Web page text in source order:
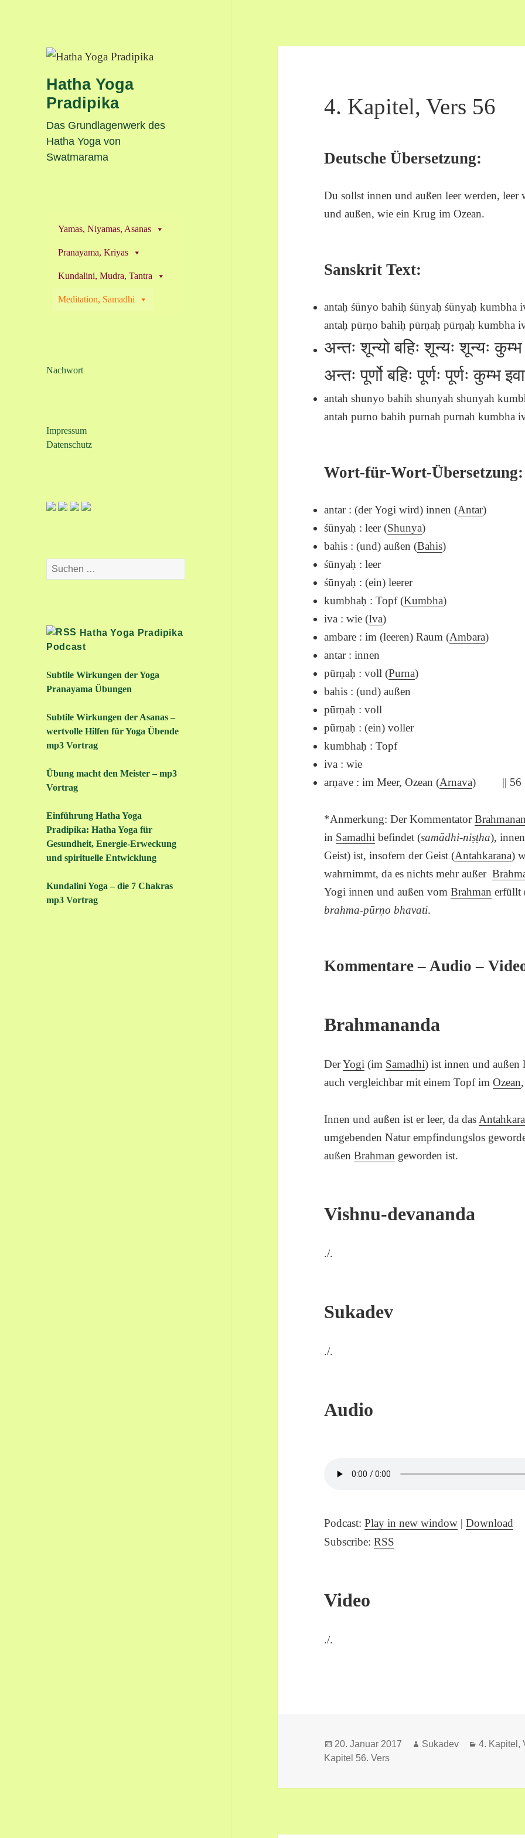
Hatha Yoga
Pradipika
Das Grundlagenwerk des
Hatha Yoga von
Swatmarama
Yamas, Niyamas, Asanas
Pranayama, Kriyas
Kundalini, Mudra, Tantra
Meditation, Samadhi
Nachwort
Impressum
Datenschutz
Suchen
nach:
Hatha Yoga Pradipika
Podcast
Subtile Wirkungen der Yoga
Pranayama Übungen
Subtile Wirkungen der Asanas –
wertvolle Hilfen für Yoga Übende
mp3 Vortrag
Übung macht den Meister – mp3
Vortrag
Einführung Hatha Yoga
Pradipika: Hatha Yoga für
Gesundheit, Energie-Erweckung
und spirituelle Entwicklung
Kundalini Yoga – die 7 Chakras
mp3 Vortrag
4. Kapitel, Vers 56
Deutsche Übersetzung:
Du sollst innen und außen leer werden,
und außen, wie ein Krug im Ozean.
Sanskrit Text:
antaḥ śūnyo bahiḥ śūnyaḥ śūnyaḥ kumbha
antaḥ pūrṇo bahiḥ pūrṇaḥ pūrṇaḥ kumbha
अन्तः शून्यो बहिः शून्यः शून्यः कुम्भ
अन्तः पूर्णो बहिः पूर्णः पूर्णः कुम्भ
antah shunyo bahih shunyah shunyah
antah purno bahih purnah purnah kumbha
Wort-für-Wort-Übersetzung:
antar : (der Yogi wird) innen (Antar)
śūnyaḥ : leer (Shunya)
bahis : (und) außen (Bahis)
śūnyaḥ : leer
śūnyaḥ : (ein) leerer
kumbhaḥ : Topf (Kumbha)
iva : wie (Iva)
ambare : im (leeren) Raum (Ambara)
antar : innen
pūrṇaḥ : voll(Purna)
bahis : (und) außen
pūrṇaḥ : voll
pūrṇaḥ : (ein) voller
kumbhaḥ : Topf
iva : wie
arṇave : im Meer, Ozean (Arnava) || 56
*Anmerkung: Der Kommentator
in Samadhi befindet (samādhi-niṣṭha),
Geist) ist, insofern der Geist (Antahkarana)
wahrnimmt, da es nichts mehr außer
Yogi innen und außen vomBrahman erfüllt
brahma-pūrṇo bhavati.
Kommentare – Audio –
Brahmananda
DerYogi (im Samadhi) ist innen und
auch vergleichbar mit einem Topf imOzean
Innen und außen ist er leer, da das
umgebenden Natur empfindungslos
außenBrahman geworden ist.
Vishnu-devananda
./.
Sukadev
./.
Audio
Podcast:Play in new window |Download
Subscribe:RSS
Video
./.
Veröffentlicht
am
20. Januar 2017 Autor
Sukadev Kategorien
4. Kapitel,
Kapitel 56. Vers